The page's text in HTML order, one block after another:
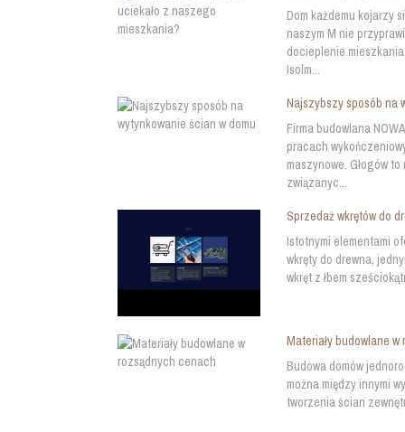
Dom każdemu kojarzy
naszym M nie
docieplenie
Isolm...
Najszybszy sposób na
Firma budowlana
pracach
maszynowe. Głogów
związanyc...
Sprzedaż wkrętów do
Istotnymi elementami
wkręty do drewna,
wkręt z łbem
Materiały budowlane
Budowa domów
można między innymi
tworzenia ścian